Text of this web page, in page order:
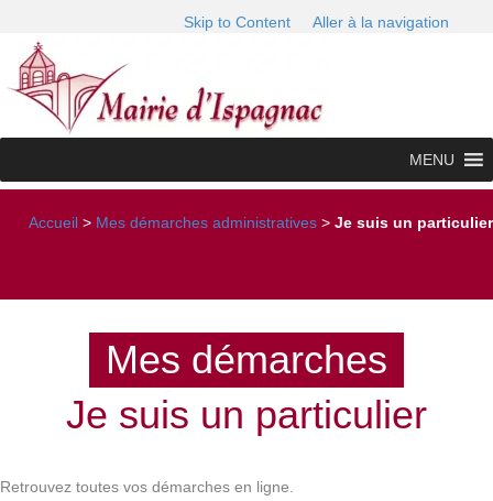
Skip to Content Aller à la navigation
MENU
Accueil > Mes démarches administratives > Je suis un particulier
Mes démarches
Je suis un particulier
Retrouvez toutes vos démarches en ligne.